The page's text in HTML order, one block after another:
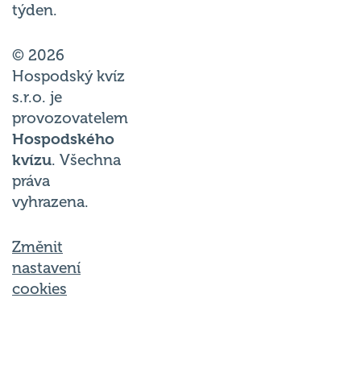
týden.
© 2026
Hospodský kvíz
s.r.o. je
provozovatelem
Hospodského
kvízu. Všechna
práva
vyhrazena.
Změnit
nastavení
cookies